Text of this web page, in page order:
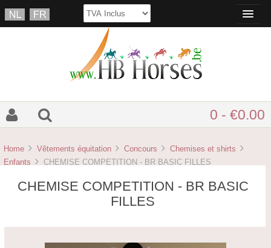
0 - €0.00
Home Vêtements équitation Concours
Chemises et shirts
Enfants
CHEMISE COMPETITION - BR BASIC FILLES
CHEMISE COMPETITION - BR BASIC
FILLES